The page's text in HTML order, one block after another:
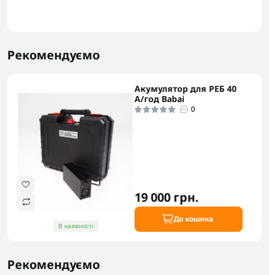
Рекомендуємо
В наявності
Акумулятор для РЕБ 40
А/год Babai
0
19 000 грн.
До кошика
Рекомендуємо